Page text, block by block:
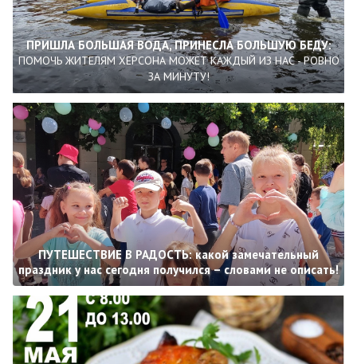
ПРИШЛА БОЛЬШАЯ ВОДА, ПРИНЕСЛА БОЛЬШУЮ БЕДУ:
ПОМОЧЬ ЖИТЕЛЯМ ХЕРСОНА МОЖЕТ КАЖДЫЙ ИЗ НАС - РОВНО
ЗА МИНУТУ!
ПУТЕШЕСТВИЕ В РАДОСТЬ: какой замечательный
праздник у нас сегодня получился – словами не описать!